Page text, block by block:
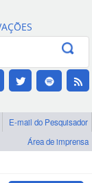
Canais
E-mail do Pesquisador
Área de imprensa